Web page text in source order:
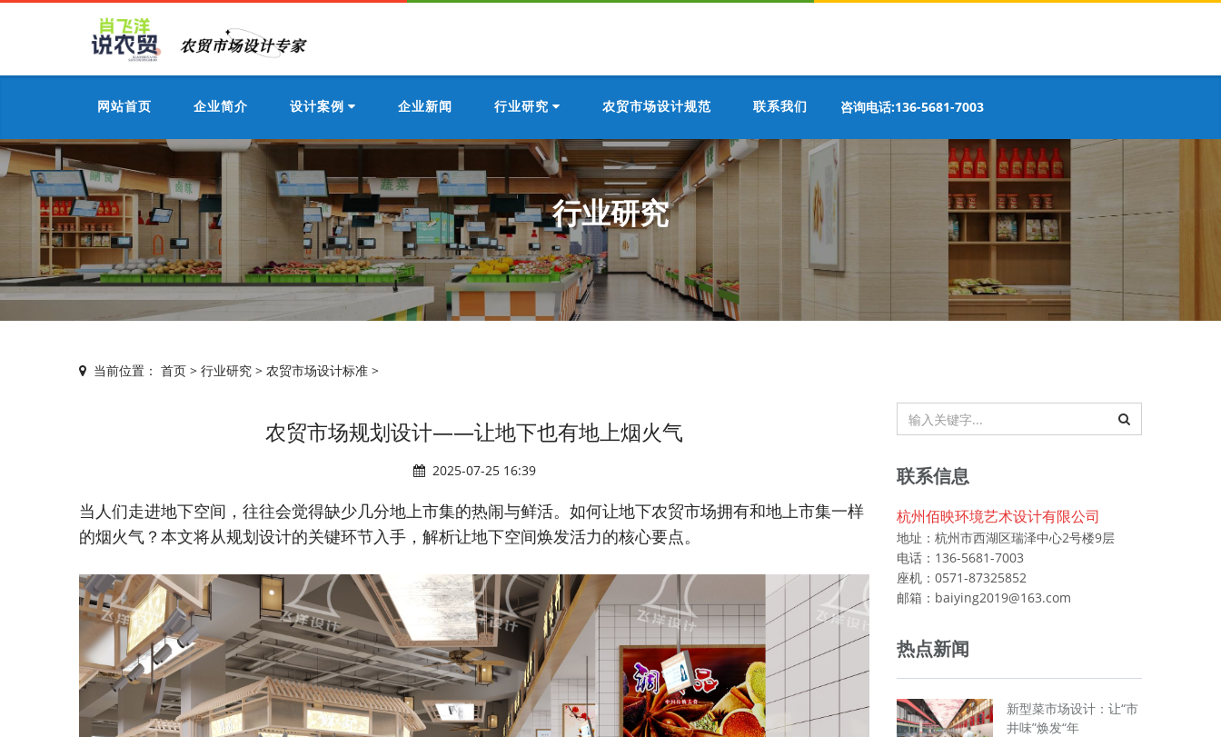
网站首页 企业简介 设计案例 企业新闻 行业研究 农贸市场设计规范 联系我们 咨询电话:136-5681-7003
行业研究
当前位置： 首页 > 行业研究 > 农贸市场设计标准 >
农贸市场规划设计——让地下也有地上烟火气
2025-07-25 16:39
当人们走进地下空间，往往会觉得缺少几分地上市集的热闹与鲜活。如何让地下农贸市场拥有和地上市集一样
的烟火气？本文将从规划设计的关键环节入手，解析让地下空间焕发活力的核心要点。
联系信息
杭州佰映环境艺术设计有限公司
地址：杭州市西湖区瑞泽中心2号楼9层
电话：136-5681-7003
座机：0571-87325852
邮箱：baiying2019@163.com
热点新闻
新型菜市场设计：让“市
井味”焕发“年